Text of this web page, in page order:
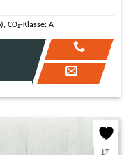
CO₂-Klasse: A